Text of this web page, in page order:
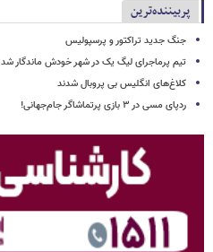
پربیننده‌ترین
جنگ جدید تراکتور و پرسپولیس
تیم پرماجرای لیگ یک در شهر خودش ماندگار شد
کلاغ‌های انگلیس بی پروبال شدند
ردپای مسی در ۳ بازی پرتماشاگر جام‌جهانی!